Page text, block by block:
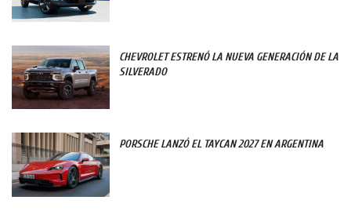
CHEVROLET ESTRENÓ LA NUEVA GENERACIÓN DE LA
SILVERADO
PORSCHE LANZÓ EL TAYCAN 2027 EN ARGENTINA